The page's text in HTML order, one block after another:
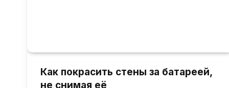
Как покрасить стены за батареей,
не снимая её